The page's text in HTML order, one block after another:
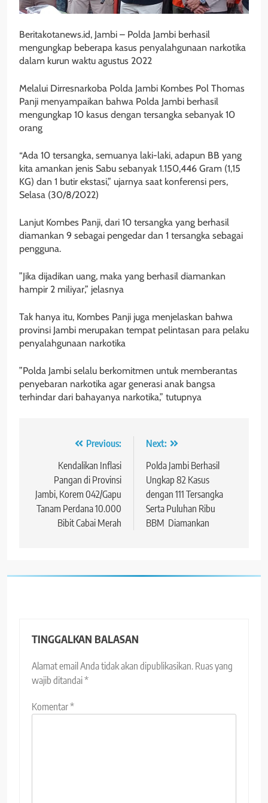
Beritakotanews.id, Jambi – Polda Jambi berhasil
mengungkap beberapa kasus penyalahgunaan narkotika
dalam kurun waktu agustus 2022
Melalui Dirresnarkoba Polda Jambi Kombes Pol Thomas
Panji menyampaikan bahwa Polda Jambi berhasil
mengungkap 10 kasus dengan tersangka sebanyak 10
orang
“Ada 10 tersangka, semuanya laki-laki, adapun BB yang
kita amankan jenis Sabu sebanyak 1.150,446 Gram (1,15
KG) dan 1 butir ekstasi,” ujarnya saat konferensi pers,
Selasa (30/8/2022)
Lanjut Kombes Panji, dari 10 tersangka yang berhasil
diamankan 9 sebagai pengedar dan 1 tersangka sebagai
pengguna.
”Jika dijadikan uang, maka yang berhasil diamankan
hampir 2 miliyar,” jelasnya
Tak hanya itu, Kombes Panji juga menjelaskan bahwa
provinsi Jambi merupakan tempat pelintasan para pelaku
penyalahgunaan narkotika
”Polda Jambi selalu berkomitmen untuk memberantas
penyebaran narkotika agar generasi anak bangsa
terhindar dari bahayanya narkotika,” tutupnya
Navigasi Previous:
Kendalikan Inflasi
Pangan di Provinsi
Jambi, Korem 042/Gapu
Tanam Perdana 10.000
Bibit Cabai Merah
Next:
Polda Jambi Berhasil
Ungkap 82 Kasus
dengan 111 Tersangka
Serta Puluhan Ribu
BBM Diamankan
TINGGALKAN BALASAN
Alamat email Anda tidak akan dipublikasikan. Ruas yang
wajib ditandai*
Komentar*